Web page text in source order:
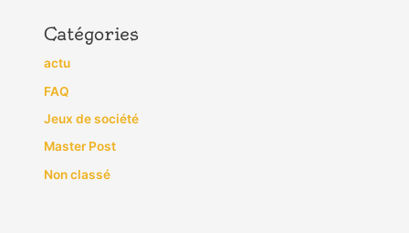
Catégories
actu
FAQ
Jeux de société
Master Post
Non classé